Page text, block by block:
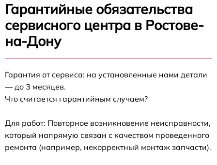
Гарантийные обязательства
сервисного центра в Ростове-
на-Дону
Гарантия от сервиса: на установленные нами детали
— до 3 месяцев.
Что считается гарантийным случаем?
Для работ: Повторное возникновение неисправности,
который напрямую связан с качеством проведенного
ремонта (например, некорректный монтаж запчасти).